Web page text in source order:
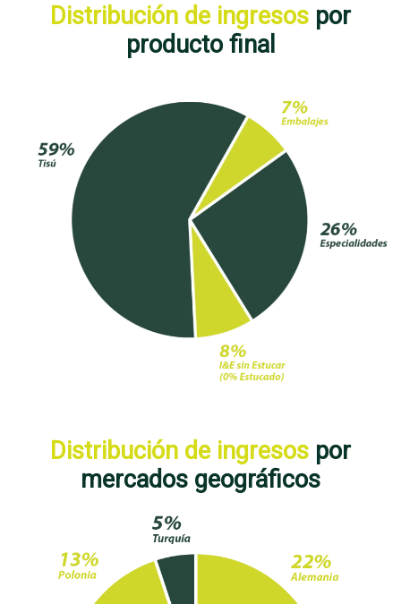
Distribución de ingresos por
producto final
Distribución de ingresos por
mercados geográficos